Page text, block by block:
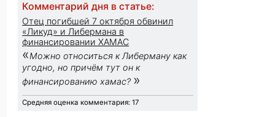
Комментарий дня в статье:
Отец погибшей 7 октября обвинил
«Ликуд» и Либермана в
финансировании ХАМАС
«Можно относиться к Либерману как
угодно, но причём тут он к
финансированию хамас? »
Средняя оценка комментария: 17